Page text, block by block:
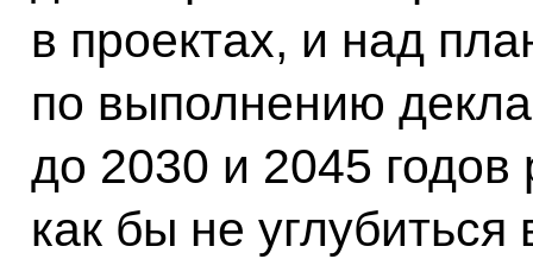
в проектах, и над
по выполнению
до 2030 и 2045 годов
как бы не углубиться